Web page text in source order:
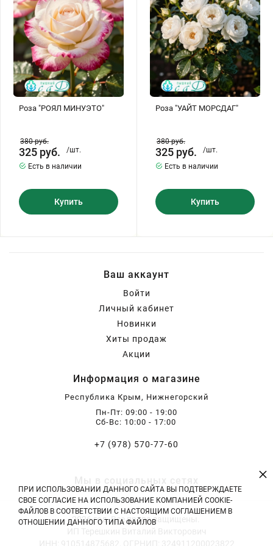
Шарафуга
Бирючина
Плющ
Овсяница
ПАМПАСНАЯ ТРАВА
Кизильник саженец
Экзотические растения
Декоративные саженцы
Комнатные растения
Клематис
Хризантемы саженцы
Роза "РОЯЛ МИНУЭТО"
380руб.
325 руб.
/шт.
Есть в наличии
Купить
Роза "УАЙТ МОРСДАГ"
380руб.
325 руб.
/шт.
Есть в наличии
Купить
Ваш аккаунт
Войти
Личный кабинет
Новинки
Хиты продаж
Акции
Информация о магазине
Республика Крым, Нижнегорский
Пн-Пт: 09:00 - 19:00
Сб-Вс: 10:00 - 17:00
+7 (978) 570-77-60
2026 год. Все права защищены.
ПРИ ИСПОЛЬЗОВАНИИ ДАННОГО САЙТА ВЫ ПОДТВЕРЖДАЕТЕ
СВОЕ СОГЛАСИЕ НА ИСПОЛЬЗОВАНИЕ КОМПАНИЕЙ COOKIE-
ФАЙЛОВ В СООТВЕТСТВИИ С НАСТОЯЩИМ СОГЛАШЕНИЕМ В
ОТНОШЕНИИ ДАННОГО ТИПА ФАЙЛОВ
×